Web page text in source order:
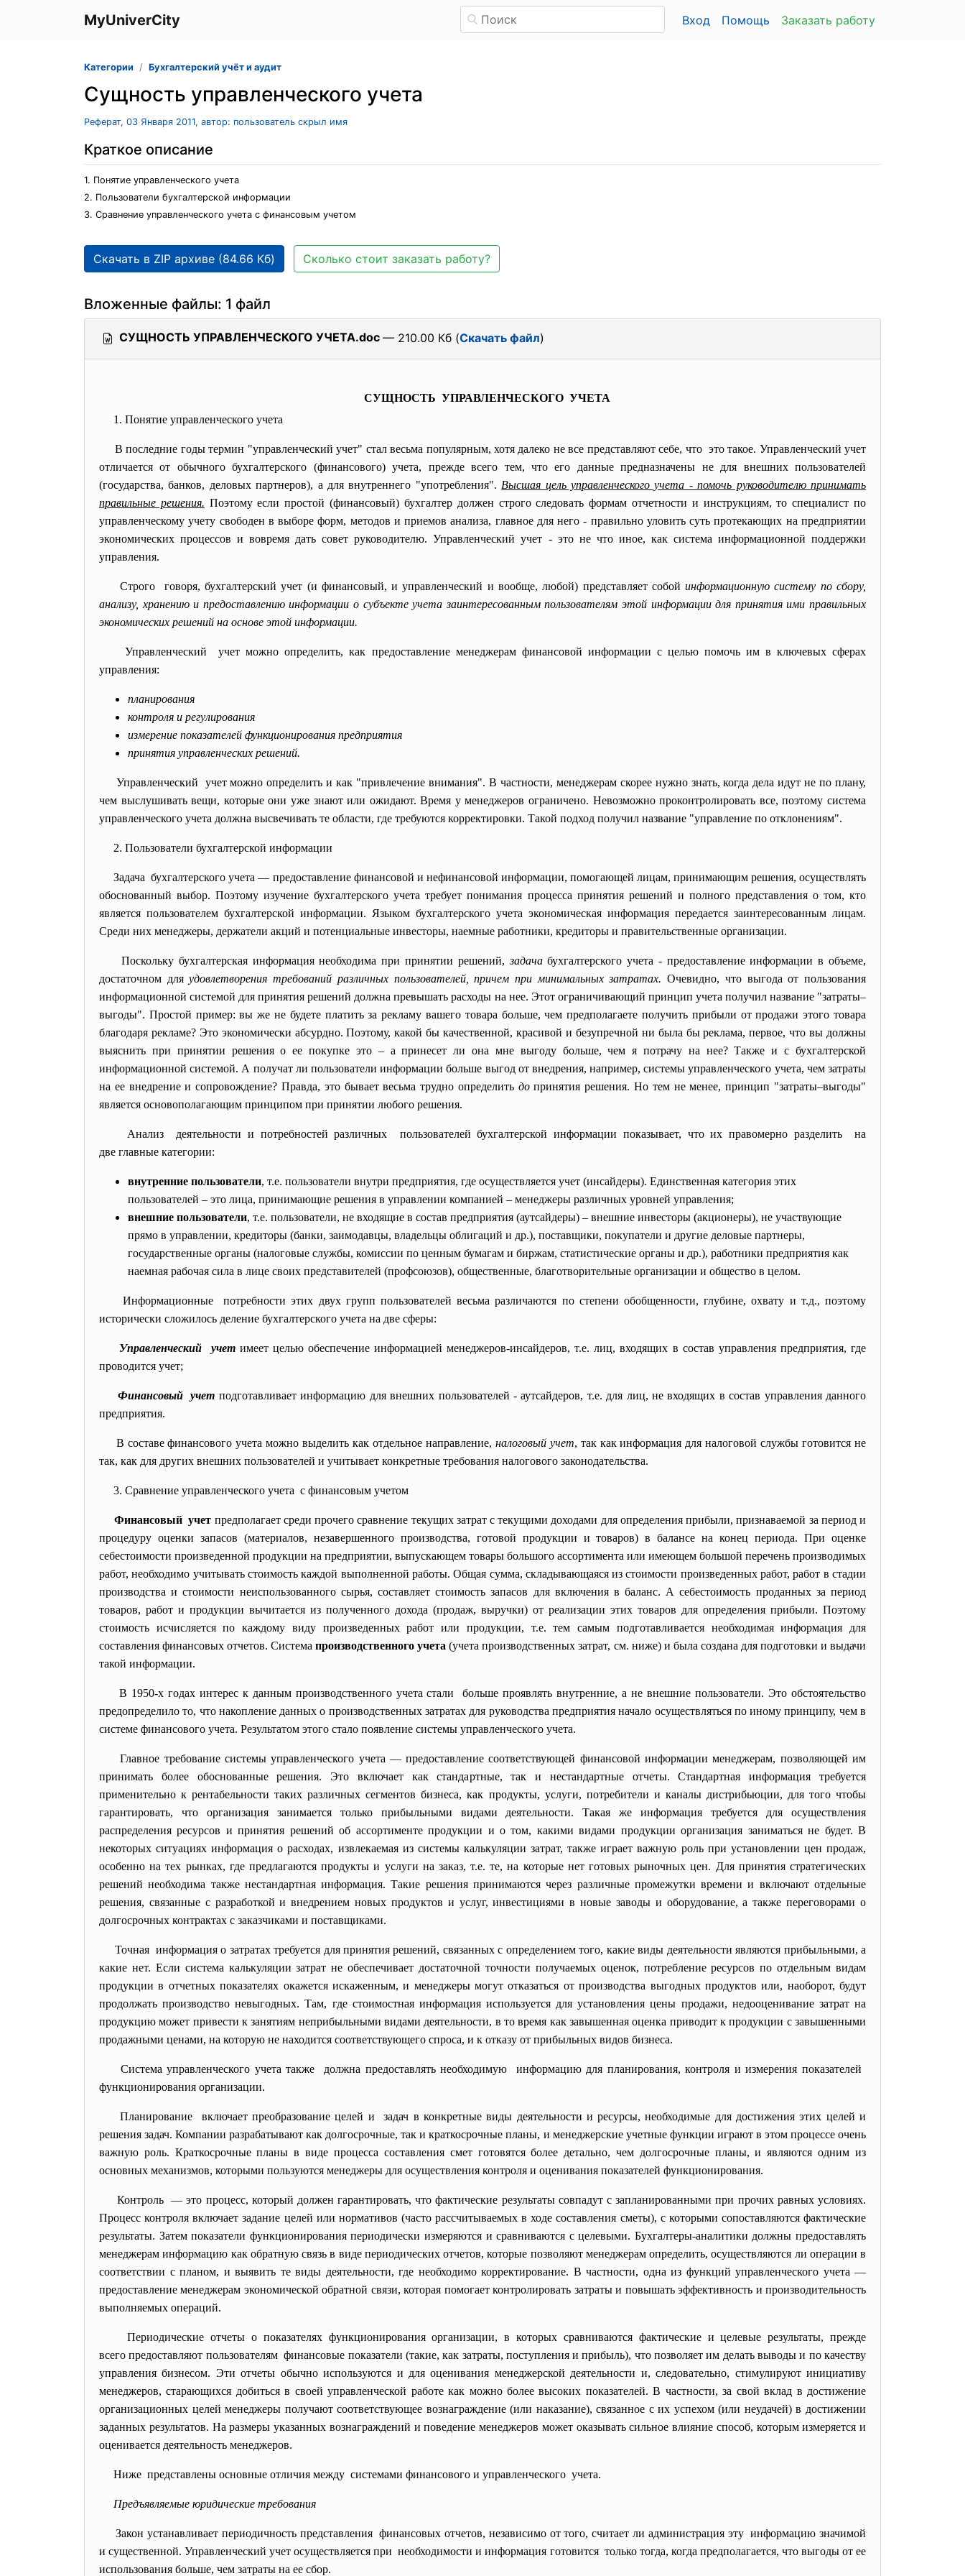
MyUniverCity Вход Помощь Заказать работу
Категории Бухгалтерский учёт и аудит
Сущность управленческого учета
Реферат, 03 Января 2011, автор: пользователь скрыл имя
Краткое описание
1. Понятие управленческого учета
2. Пользователи бухгалтерской информации
3. Сравнение управленческого учета с финансовым учетом
Скачать в ZIP архиве (84.66 Кб) Сколько стоит заказать работу?
Вложенные файлы: 1 файл
СУЩНОСТЬ УПРАВЛЕНЧЕСКОГО УЧЕТА.doc — 210.00 Кб (Скачать файл)
СУЩНОСТЬ УПРАВЛЕНЧЕСКОГО УЧЕТА
1. Понятие управленческого учета
В последние годы термин "управленческий учет" стал весьма популярным, хотя далеко не все представляют себе, что это такое. Управленческий учет
отличается от обычного бухгалтерского (финансового) учета, прежде всего тем, что его данные предназначены не для внешних пользователей
(государства, банков, деловых партнеров), а для внутреннего "употребления". Высшая цель управленческого учета - помочь руководителю принимать
правильные решения. Поэтому если простой (финансовый) бухгалтер должен строго следовать формам отчетности и инструкциям, то специалист по
управленческому учету свободен в выборе форм, методов и приемов анализа, главное для него - правильно уловить суть протекающих на предприятии
экономических процессов и вовремя дать совет руководителю. Управленческий учет - это не что иное, как система информационной поддержки
управления.
Строго говоря, бухгалтерский учет (и финансовый, и управленческий и вообще, любой) представляет собойинформационную систему по сбору,
анализу, хранению и предоставлению информации о субъекте учета заинтересованным пользователям этой информации для принятия ими правильных
экономических решений на основе этой информации.
Управленческий учет можно определить, как предоставление менеджерам финансовой информации с целью помочь им в ключевых сферах
управления:
планирования
контроля и регулирования
измерение показателей функционирования предприятия
принятия управленческих решений.
Управленческий учет можно определить и как "привлечение внимания". В частности, менеджерам скорее нужно знать, когда дела идут не по плану,
чем выслушивать вещи, которые они уже знают или ожидают. Время у менеджеров ограничено. Невозможно проконтролировать все, поэтому система
управленческого учета должна высвечивать те области, где требуются корректировки. Такой подход получил название "управление по отклонениям".
2. Пользователи бухгалтерской информации
Задача бухгалтерского учета — предоставление финансовой и нефинансовой информации, помогающей лицам, принимающим решения, осуществлять
обоснованный выбор. Поэтому изучение бухгалтерского учета требует понимания процесса принятия решений и полного представления о том, кто
является пользователем бухгалтерской информации. Языком бухгалтерского учета экономическая информация передается заинтересованным лицам.
Среди них менеджеры, держатели акций и потенциальные инвесторы, наемные работники, кредиторы и правительственные организации.
Поскольку бухгалтерская информация необходима при принятии решений,задачабухгалтерского учета - предоставление информации в объеме,
достаточном дляудовлетворения требований различных пользователей, причем при минимальных затратах.Очевидно, что выгода от пользования
информационной системой для принятия решений должна превышать расходы на нее. Этот ограничивающий принцип учета получил название "затраты–
выгоды". Простой пример: вы же не будете платить за рекламу вашего товара больше, чем предполагаете получить прибыли от продажи этого товара
благодаря рекламе? Это экономически абсурдно. Поэтому, какой бы качественной, красивой и безупречной ни была бы реклама, первое, что вы должны
выяснить при принятии решения о ее покупке это – а принесет ли она мне выгоду больше, чем я потрачу на нее? Также и с бухгалтерской
информационной системой. А получат ли пользователи информации больше выгод от внедрения, например, системы управленческого учета, чем затраты
на ее внедрение и сопровождение? Правда, это бывает весьма трудно определить допринятия решения. Но тем не менее, принцип "затраты–выгоды"
является основополагающим принципом при принятии любого решения.
Анализ деятельности и потребностей различных пользователей бухгалтерскойинформации показывает, что их правомерно разделить на
две главные категории:
внутренние пользователи, т.е. пользователи внутри предприятия, где осуществляется учет (инсайдеры). Единственная категория этих
пользователей – это лица, принимающие решения в управлении компанией – менеджеры различных уровней управления;
внешние пользователи, т.е. пользователи, не входящие в состав предприятия (аутсайдеры) – внешние инвесторы (акционеры), не участвующие
прямо в управлении, кредиторы (банки, заимодавцы, владельцы облигаций и др.), поставщики, покупатели и другие деловые партнеры,
государственные органы (налоговые службы, комиссии по ценным бумагам и биржам, статистические органы и др.), работники предприятия как
наемная рабочая сила в лице своих представителей (профсоюзов), общественные, благотворительные организации и общество в целом.
Информационные потребности этих двух групп пользователей весьма различаются по степени обобщенности, глубине, охвату и т.д., поэтому
исторически сложилось деление бухгалтерского учета на две сферы:
Управленческий учетимеет целью обеспечение информацией менеджеров-инсайдеров, т.е. лиц, входящих в состав управления предприятия, где
проводится учет;
Финансовый учет подготавливает информацию для внешних пользователей - аутсайдеров, т.е. для лиц, не входящих в состав управления данного
предприятия.
В составе финансового учетаможно выделить как отдельное направление, налоговый учет, так как информация для налоговой службы готовится не
так, как для других внешних пользователей и учитывает конкретные требования налогового законодательства.
3. Сравнение управленческого учета с финансовым учетом
Финансовый учет предполагает среди прочего сравнение текущих затрат с текущими доходами для определения прибыли, признаваемой за период и
процедуру оценки запасов (материалов, незавершенного производства, готовой продукции и товаров) в балансе на конец периода. При оценке
себестоимости произведенной продукции на предприятии, выпускающем товары большого ассортимента или имеющем большой перечень производимых
работ, необходимо учитывать стоимость каждой выполненной работы. Общая сумма, складывающаяся из стоимости произведенных работ, работ в стадии
производства и стоимости неиспользованного сырья, составляет стоимость запасов для включения в баланс. А себестоимость проданных за период
товаров, работ и продукции вычитается из полученного дохода (продаж, выручки) от реализации этих товаров для определения прибыли. Поэтому
стоимость исчисляется по каждому виду произведенных работ или продукции, т.е. тем самым подготавливается необходимая информация для
составления финансовых отчетов. Системапроизводственного учета (учета производственных затрат, см. ниже) и была создана для подготовки и выдачи
такой информации.
В 1950-х годах интерес к данным производственного учета стали больше проявлять внутренние, а не внешние пользователи. Это обстоятельство
предопределило то, что накопление данных о производственных затратах для руководства предприятия начало осуществляться по иному принципу, чем в
системе финансового учета. Результатом этого стало появление системы управленческого учета.
Главное требование системы управленческого учета — предоставление соответствующей финансовой информации менеджерам, позволяющей им
принимать более обоснованные решения. Это включает как стандартные, так и нестандартные отчеты. Стандартная информация требуется
применительно к рентабельности таких различных сегментов бизнеса, как продукты, услуги, потребители и каналы дистрибьюции, для того чтобы
гарантировать, что организация занимается только прибыльными видами деятельности. Такая же информация требуется для осуществления
распределения ресурсов и принятия решений об ассортименте продукции и о том, какими видами продукции организация заниматься не будет. В
некоторых ситуациях информация о расходах, извлекаемая из системы калькуляции затрат, также играет важную роль при установлении цен продаж,
особенно на тех рынках, где предлагаются продукты и услуги на заказ, т.е. те, на которые нет готовых рыночных цен. Для принятия стратегических
решений необходима также нестандартная информация. Такие решения принимаются через различные промежутки времени и включают отдельные
решения, связанные с разработкой и внедрением новых продуктов и услуг, инвестициями в новые заводы и оборудование, а также переговорами о
долгосрочных контрактах с заказчиками и поставщиками.
Точная информация о затратах требуется для принятия решений, связанных с определением того, какие виды деятельности являются прибыльными, а
какие нет. Если система калькуляции затрат не обеспечивает достаточной точности получаемых оценок, потребление ресурсов по отдельным видам
продукции в отчетных показателях окажется искаженным, и менеджеры могут отказаться от производства выгодных продуктов или, наоборот, будут
продолжать производство невыгодных. Там, где стоимостная информация используется для установления цены продажи, недооценивание затрат на
продукцию может привести к занятиям неприбыльными видами деятельности, в то время как завышенная оценка приводит к продукции с завышенными
продажными ценами, на которую не находится соответствующего спроса, и к отказу от прибыльных видов бизнеса.
Система управленческого учета также должна предоставлять необходимую информацию для планирования, контроля и измерения показателей
функционирования организации.
Планирование включает преобразование целей и задач в конкретные виды деятельности и ресурсы, необходимые для достижения этих целей и
решения задач. Компании разрабатывают как долгосрочные, так и краткосрочные планы, и менеджерские учетные функции играют в этом процессе очень
важную роль. Краткосрочные планы в виде процесса составления смет готовятся более детально, чем долгосрочные планы, и являются одним из
основных механизмов, которыми пользуются менеджеры для осуществления контроля и оценивания показателей функционирования.
Контроль — это процесс, который должен гарантировать, что фактические результаты совпадут с запланированными при прочих равных условиях.
Процесс контроля включает задание целей или нормативов (часто рассчитываемых в ходе составления сметы), с которыми сопоставляются фактические
результаты. Затем показатели функционирования периодически измеряются и сравниваются с целевыми. Бухгалтеры-аналитики должны предоставлять
менеджерам информацию как обратную связь в виде периодических отчетов, которые позволяют менеджерам определить, осуществляются ли операции в
соответствии с планом, и выявить те виды деятельности, где необходимо корректирование. В частности, одна из функций управленческого учета —
предоставление менеджерам экономической обратной связи, которая помогает контролировать затраты и повышать эффективность и производительность
выполняемых операций.
Периодические отчеты о показателях функционирования организации, в которых сравниваются фактические и целевыерезультаты, прежде
всего предоставляют пользователям финансовые показатели (такие, как затраты, поступления и прибыль), что позволяет им делать выводы и по качеству
управления бизнесом. Эти отчеты обычно используются и для оценивания менеджерской деятельности и, следовательно, стимулируют инициативу
менеджеров, старающихся добиться в своей управленческой работе как можно более высоких показателей. В частности, за свой вклад в достижение
организационных целей менеджеры получают соответствующее вознаграждение (или наказание), связанное с их успехом (или неудачей) в достижении
заданных результатов. На размеры указанных вознаграждений и поведение менеджеров может оказывать сильное влияние способ, которым измеряется и
оценивается деятельность менеджеров.
Ниже представлены основные отличия между системами финансового и управленческого учета.
Предъявляемые юридические требования
Закон устанавливает периодичность представления финансовых отчетов, независимо от того, считает ли администрация эту информацию значимой
и существенной. Управленческий учет осуществляется при необходимости и информация готовится только тогда, когда предполагается, что выгоды от ее
использования больше, чем затраты на ее сбор.